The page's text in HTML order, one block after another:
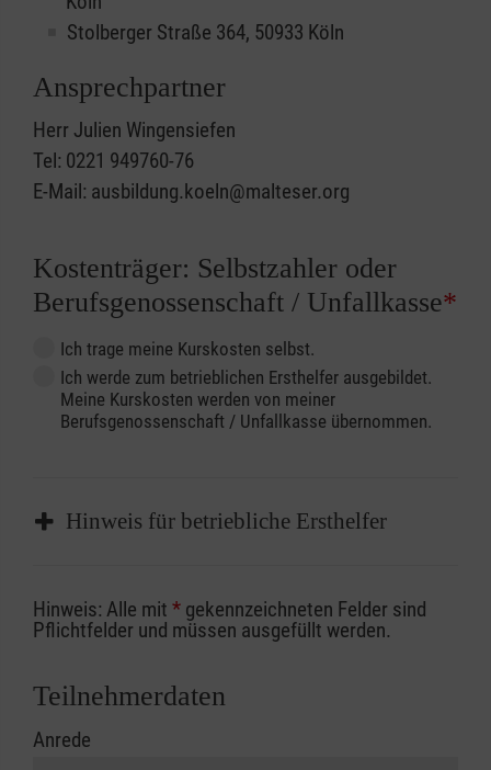
Stolberger Straße 364, 50933 Köln
Ansprechpartner
Herr Julien Wingensiefen
Tel: 0221 949760-76
E-Mail: ausbildung.koeln@malteser.org
Kostenträger: Selbstzahler oder
Berufsgenossenschaft / Unfallkasse*
Ich trage meine Kurskosten selbst.
Ich werde zum betrieblichen Ersthelfer ausgebildet.
Meine Kurskosten werden von meiner
Berufsgenossenschaft / Unfallkasse übernommen.
Hinweis für betriebliche Ersthelfer
Sofern Sie ein Kostenübernahmeverfahren
Ihrer Berufsgenossenschaft / Unfallkasse
Abrechnungsunterlagen spätestens zu
erfolgt eine Abrechnung der vollen Kursgebühr
Hinweis: Alle mit * gekennzeichneten Felder sind
Pflichtfelder und müssen ausgefüllt werden.
Teilnehmerdaten
Anrede